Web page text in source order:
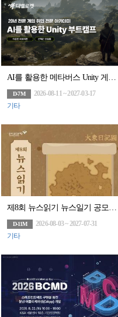
AI를 활용한 메타버스 Unity 게임 부트캠프
D-7M
2026-08-11 ~ 2027-03-17
기타
D-11M
2026-08-03 ~ 2027-07-31
기타